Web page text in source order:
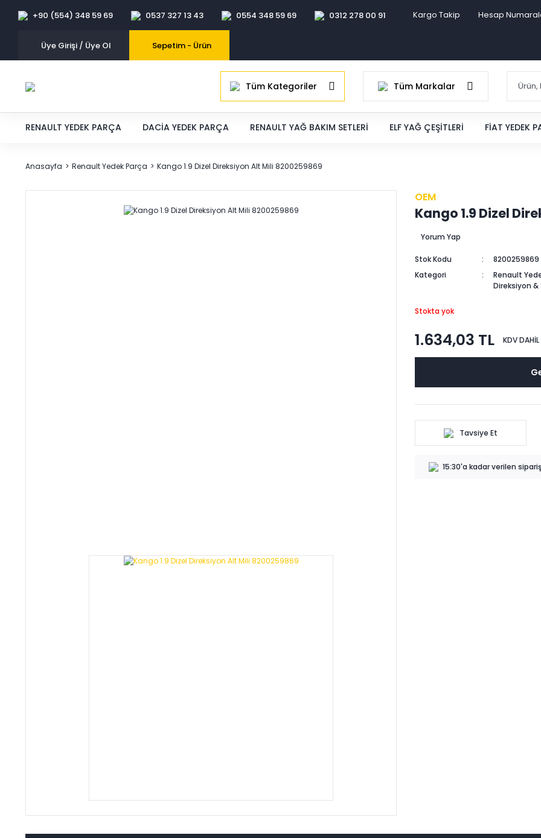
+90 (554) 348 59 69 0537 327 13 43 0554 348 59 69 0312 278 00 91 Kargo Takip Hesap
Üye Girişi / Üye Ol Sepetim - Ürün
Tüm Kategoriler Tüm Markalar
RENAULT YEDEK PARÇA DACIA YEDEK PARÇA RENAULT YAĞ BAKIM SETLERI ELF YAĞ ÇEŞITLERI FIAT YEDEK
Anasayfa Renault Yedek Parça Kango 1.9 Dizel Direksiyon Alt Mili 8200259869
OEM
Kango 1.9 Dizel
Yorum Yap
Stok Kodu
8200259869
Kategori
Renault
Direksiyon
Stokta yok
1.634,03 TL KDV DAHİL
Tavsiye Et
15:30'a kadar verilen